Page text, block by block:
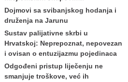
Dojmovi sa svibanjskog hodanja i
druženja na Jarunu
Sustav palijativne skrbi u
Hrvatskoj: Neprepoznat, nepovezan
i ovisan o entuzijazmu pojedinaca
Odgođeni pristup liječenju ne
smanjuje troškove, već ih